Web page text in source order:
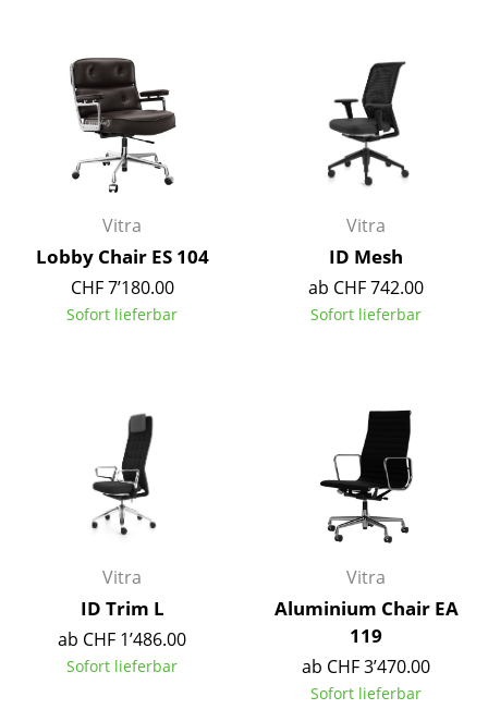
... alle Tische
Aufbewahren
Regale & Schränke
Bücherregale
Wandregale
Sideboards & Kommoden
Barmöbel
Garderoben
Kleinaufbewahrung
Einzelteile
... alle Aufbewahrungsmöbel
Licht
Vitra
Lobby Chair ES 104
CHF 7’180.00
Sofort lieferbar
Vitra
ID Mesh
ab CHF 742.00
Sofort lieferbar
Vitra
ID Trim L
ab CHF 1’486.00
Sofort lieferbar
Vitra
Aluminium Chair EA
119
ab CHF 3’470.00
Sofort lieferbar